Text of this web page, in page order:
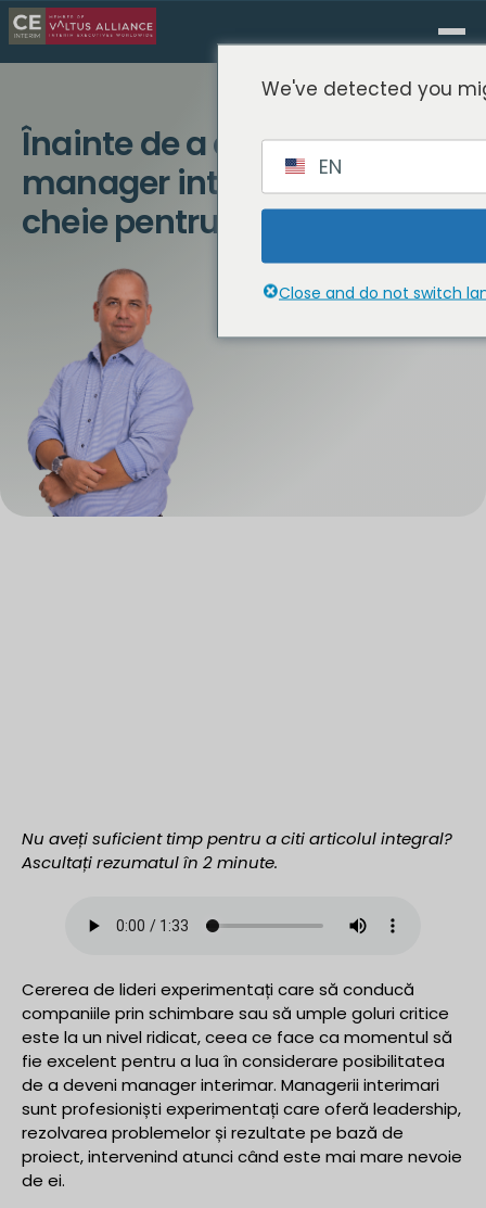
Înainte de a deveni
manager interimar: Sfaturi
cheie pentru succes
Nu aveți suficient timp pentru a citi articolul integral?
Ascultați rezumatul în 2 minute.
Cererea de lideri experimentați care să conducă
companiile prin schimbare sau să umple goluri critice
este la un nivel ridicat, ceea ce face ca momentul să
fie excelent pentru a lua în considerare posibilitatea
de a deveni manager interimar. Managerii interimari
sunt profesioniști experimentați care oferă leadership,
rezolvarea problemelor și rezultate pe bază de
proiect, intervenind atunci când este mai mare nevoie
de ei.
We've detected you
EN
Close and do not switch